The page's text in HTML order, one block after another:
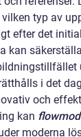
typ av
efter det
kan
i det
och
kan
moderna